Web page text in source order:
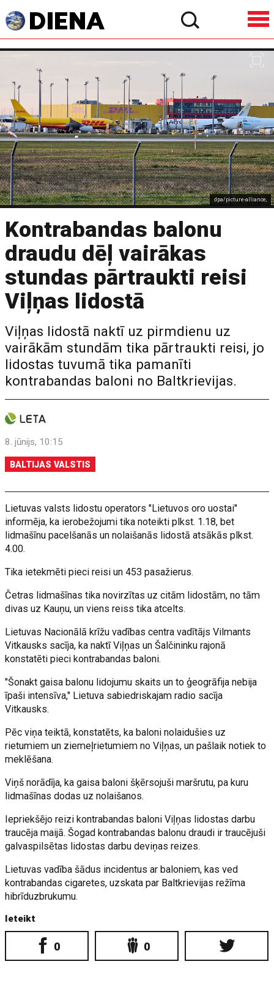
dpa/picture-alliance,
Kontrabandas balonu
draudu dēļ vairākas
stundas pārtraukti reisi
Viļņas lidostā
Viļņas lidostā naktī uz pirmdienu uz
vairākām stundām tika pārtraukti reisi, jo
lidostas tuvumā tika pamanīti
kontrabandas baloni no Baltkrievijas.
8. jūnijs, 10:15
BALTIJAS VALSTIS
Lietuvas valsts lidostu operators "Lietuvos oro uostai"
informēja, ka ierobežojumi tika noteikti plkst. 1.18, bet
lidmašīnu pacelšanās un nolaišanās lidostā atsākās plkst.
4.00.
Tika ietekmēti pieci reisi un 453 pasažierus.
Četras lidmašīnas tika novirzītas uz citām lidostām, no tām
divas uz Kauņu, un viens reiss tika atcelts.
Lietuvas Nacionālā krīžu vadības centra vadītājs Vilmants
Vitkausks sacīja, ka naktī Viļņas un Šalčininku rajonā
konstatēti pieci kontrabandas baloni.
"Šonakt gaisa balonu lidojumu skaits un to ģeogrāfija nebija
īpaši intensīva," Lietuva sabiedriskajam radio sacīja
Vitkausks.
Pēc viņa teiktā, konstatēts, ka baloni nolaidušies uz
rietumiem un ziemeļrietumiem no Viļņas, un pašlaik notiek to
meklēšana.
Viņš norādīja, ka gaisa baloni šķērsojuši maršrutu, pa kuru
lidmašīnas dodas uz nolaišanos.
Iepriekšējo reizi kontrabandas baloni Viļņas lidostas darbu
traucēja maijā. Šogad kontrabandas balonu draudi ir traucējuši
galvaspilsētas lidostas darbu deviņas reizes.
Lietuvas vadība šādus incidentus ar baloniem, kas ved
kontrabandas cigaretes, uzskata par Baltkrievijas režīma
hibrīduzbrukumu.
Ieteikt
0 0